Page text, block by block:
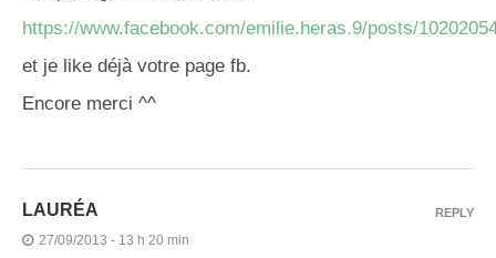
https://www.facebook.com/emilie.heras.9/posts/
et je like déjà votre page fb.
Encore merci ^^
LAURÉA
27/09/2013 - 13 h 20 min
REPLY